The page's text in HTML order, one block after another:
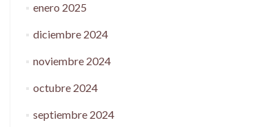
enero 2025
diciembre 2024
noviembre 2024
octubre 2024
septiembre 2024